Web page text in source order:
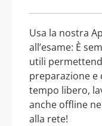
Usa la nostra
all’esame: È
utili
preparazione e
tempo libero,
anche offline
alla rete!